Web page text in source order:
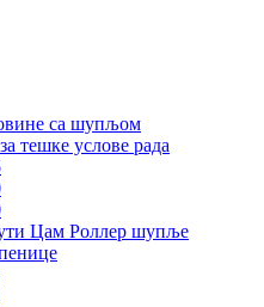
са шупљом
тешке услове рада
Цам Роллер шупље